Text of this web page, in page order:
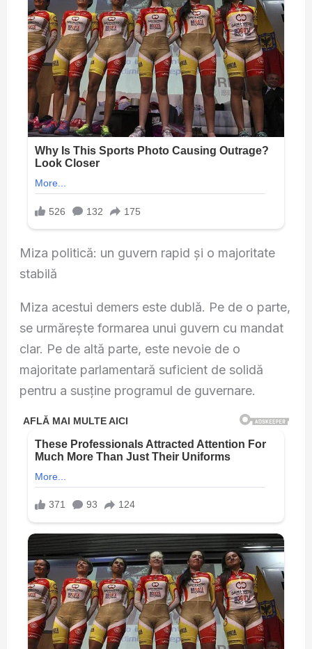
Miza politică: un guvern rapid și o majoritate
stabilă
Miza acestui demers este dublă. Pe de o parte,
se urmărește formarea unui guvern cu mandat
clar. Pe de altă parte, este nevoie de o
majoritate parlamentară suficient de solidă
pentru a susține programul de guvernare.